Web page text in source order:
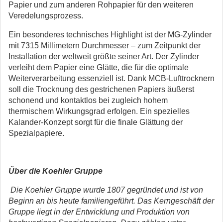
Papier und zum anderen Rohpapier für den weiteren
Veredelungsprozess.
Ein besonderes technisches Highlight ist der MG-Zylinder
mit 7315 Millimetern Durchmesser – zum Zeitpunkt der
Installation der weltweit größte seiner Art. Der Zylinder
verleiht dem Papier eine Glätte, die für die optimale
Weiterverarbeitung essenziell ist. Dank MCB-Lufttrocknern
soll die Trocknung des gestrichenen Papiers äußerst
schonend und kontaktlos bei zugleich hohem
thermischem Wirkungsgrad erfolgen. Ein spezielles
Kalander-Konzept sorgt für die finale Glättung der
Spezialpapiere.
Über die Koehler Gruppe
Die Koehler Gruppe wurde 1807 gegründet und ist von
Beginn an bis heute familiengeführt. Das Kerngeschäft der
Gruppe liegt in der Entwicklung und Produktion von